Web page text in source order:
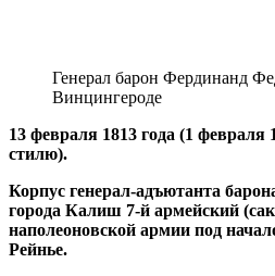
Генерал барон Фердинанд
Винцингероде
13 февраля 1813 года (1 февраля
стилю).
Корпус генерал-адъютанта
города Калиш 7-й армейский
наполеоновской армии под
Рейнье.